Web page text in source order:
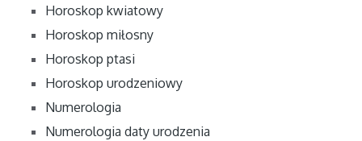
Horoskop kwiatowy
Horoskop miłosny
Horoskop ptasi
Horoskop urodzeniowy
Numerologia
Numerologia daty urodzenia